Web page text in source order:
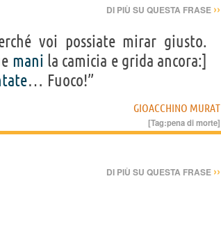
DI PIÙ SU QUESTA FRASE ››
voi possiate mirar giusto.
mani la camicia e grida ancora:]
… Fuoco!”
GIOACCHINO MURAT
[Tag:pena di morte]
DI PIÙ SU QUESTA FRASE ››